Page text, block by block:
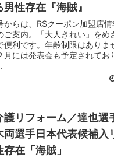
性存在『海賊』
からは、RSクーポン加盟店
ご案内。「大人きれい」をめ
便利です。年齢制限はありま
月には発表会も予定されてお
護リフォーム／達也選
両選手日本代表候補入
在「海賊」